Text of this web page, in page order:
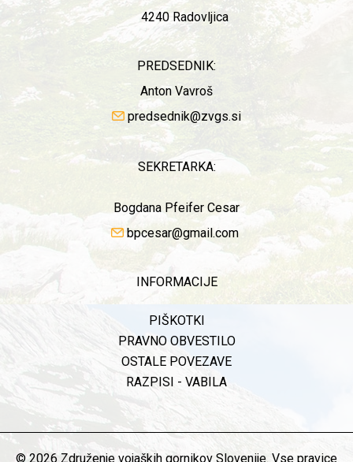
4240 Radovljica
PREDSEDNIK:
Anton Vavroš
predsednik@zvgs.si
SEKRETARKA:
Bogdana Pfeifer Cesar
bpcesar@gmail.com
INFORMACIJE
PIŠKOTKI
PRAVNO OBVESTILO
OSTALE POVEZAVE
RAZPISI - VABILA
© 2026 Združenje vojaških gornikov Slovenije. Vse pravice